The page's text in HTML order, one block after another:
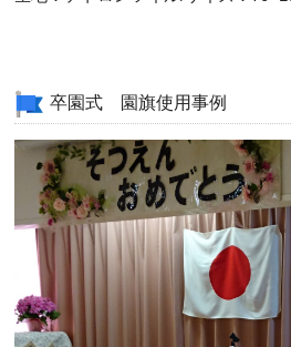
卒園式 園旗使用事例